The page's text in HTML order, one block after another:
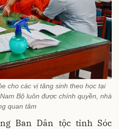
cho các vị tăng sinh theo học tại
Bộ luôn được chính quyền, nhà
quan tâm
Ban Dân tộc tỉnh Sóc